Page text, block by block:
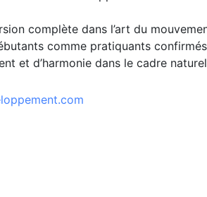
complète dans l’art du
comme pratiquants
et d’harmonie dans le cadre